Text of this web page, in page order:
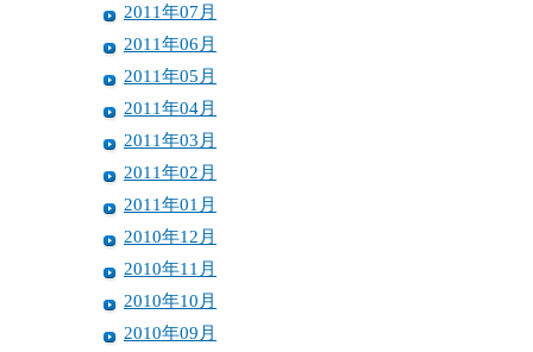
2011年07月
2011年06月
2011年05月
2011年04月
2011年03月
2011年02月
2011年01月
2010年12月
2010年11月
2010年10月
2010年09月